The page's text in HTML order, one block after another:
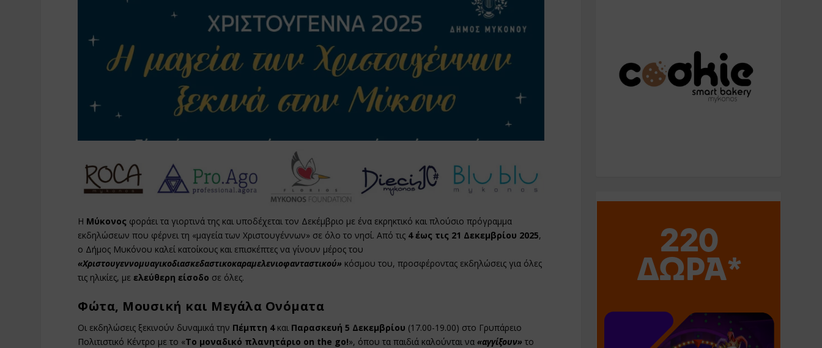
Η Μύκονος φοράει τα γιορτινά της και υποδέχεται τον Δεκέμβριο με ένα εκρηκτικό και πλούσιο πρόγραμμα
εκδηλώσεων που φέρνει τη «μαγεία των Χριστουγέννων» σε όλο το νησί. Από τις 4 έως τις 21 Δεκεμβρίου 2025,
ο Δήμος Μυκόνου καλεί κατοίκους και επισκέπτες να γίνουν μέρος του
«Χριστουγεννομυαγικοδιασκεδαστικοκαραμελενιοφανταστικού» κόσμου του, προσφέροντας εκδηλώσεις για όλες
τις ηλικίες, μεελεύθερη είσοδο σε όλες.
Φώτα, Μουσική και Μεγάλα Ονόματα
Οι εκδηλώσεις ξεκινούν δυναμικά την Πέμπτη 4και Παρασκευή 5 Δεκεμβρίου (17.00-19.00) στο Γρυπάρειο
Πολιτιστικό Κέντρο με το «Το μοναδικό πλανητάριο on the go!», όπου τα παιδιά καλούνται να«αγγίξουν» το